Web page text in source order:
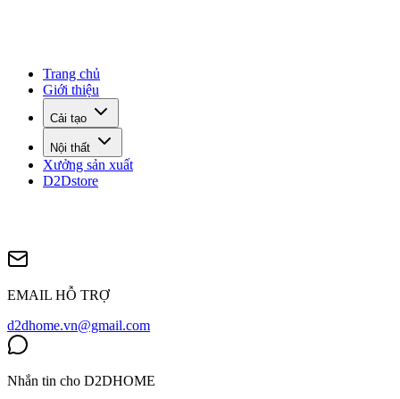
Trang chủ
Giới thiệu
Cải tạo
Nội thất
Xưởng sản xuất
D2Dstore
EMAIL HỖ TRỢ
d2dhome.vn@gmail.com
Nhắn tin cho D2DHOME